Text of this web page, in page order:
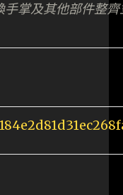
掌及其他部件整